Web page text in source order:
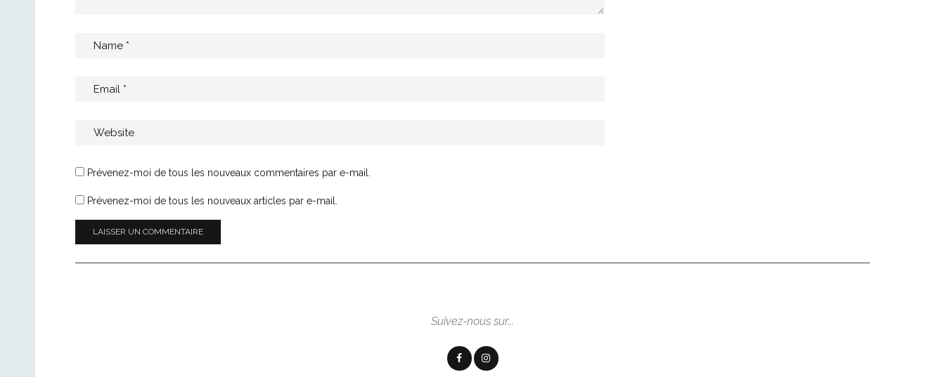
Prévenez-moi de tous les nouveaux commentaires par e-mail.
Prévenez-moi de tous les nouveaux articles par e-mail.
Suivez-nous sur...